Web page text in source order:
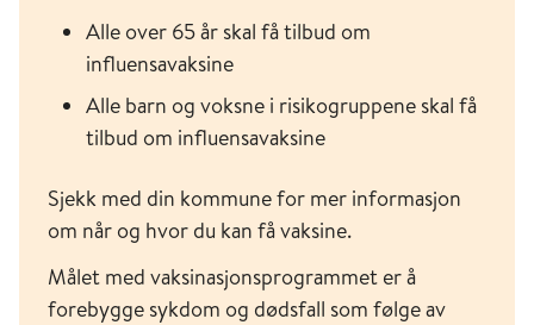
Alle over 65 år skal få tilbud om
influensavaksine
Alle barn og voksne i risikogruppene skal få
tilbud om influensavaksine
Sjekk med din kommune for mer informasjon
om når og hvor du kan få vaksine.
Målet med vaksinasjonsprogrammet er å
forebygge sykdom og dødsfall som følge av